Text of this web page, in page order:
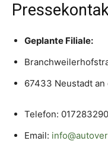
Geplante Filiale:
67433 Neustadt an
Telefon:
Email: